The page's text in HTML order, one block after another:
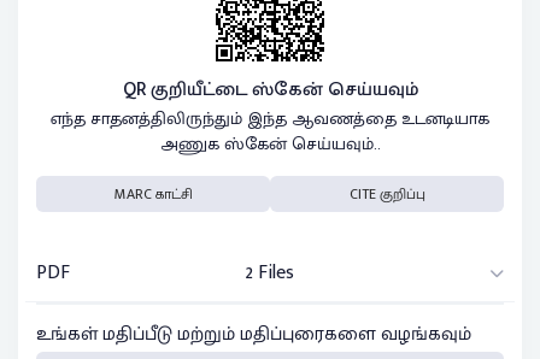
QR குறியீட்டை ஸ்கேன் செய்யவும்
எந்த சாதனத்திலிருந்தும் இந்த ஆவணத்தை உடனடியாக
அணுக ஸ்கேன் செய்யவும்..
MARC காட்சி CITE குறிப்பு
PDF
2 Files
உங்கள் மதிப்பீடு மற்றும் மதிப்புரைகளை வழங்கவும்